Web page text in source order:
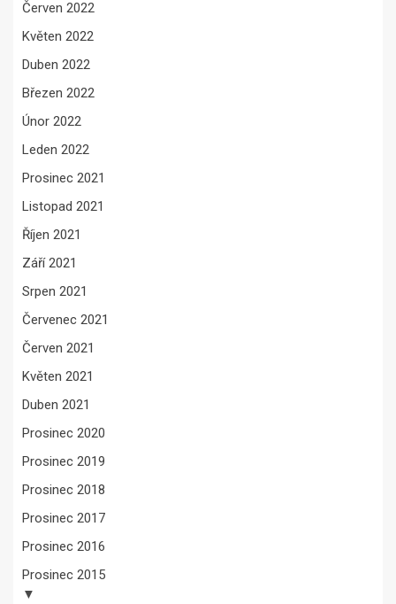
Červen 2022
Květen 2022
Duben 2022
Březen 2022
Únor 2022
Leden 2022
Prosinec 2021
Listopad 2021
Říjen 2021
Září 2021
Srpen 2021
Červenec 2021
Červen 2021
Květen 2021
Duben 2021
Prosinec 2020
Prosinec 2019
Prosinec 2018
Prosinec 2017
Prosinec 2016
Prosinec 2015
▼